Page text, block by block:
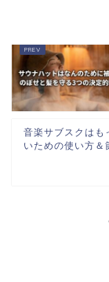
音楽サブスクはも
いための使い方＆